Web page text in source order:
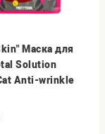
Маска для
Solution
Anti-wrinkle